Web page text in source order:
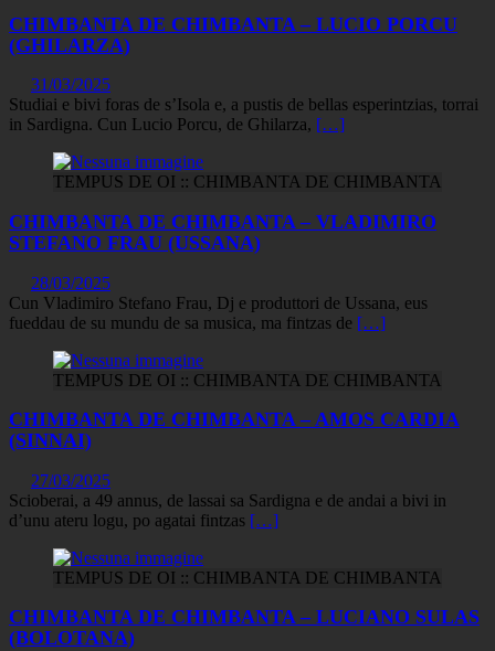
CHIMBANTA DE CHIMBANTA – LUCIO PORCU
(GHILARZA)
31/03/2025
Studiai e bivi foras de s’Isola e, a pustis de bellas esperintzias, torrai
in Sardigna. Cun Lucio Porcu, de Ghilarza, […]
TEMPUS DE OI :: CHIMBANTA DE CHIMBANTA
CHIMBANTA DE CHIMBANTA – VLADIMIRO
STEFANO FRAU (USSANA)
28/03/2025
Cun Vladimiro Stefano Frau, Dj e produttori de Ussana, eus
fueddau de su mundu de sa musica, ma fintzas de […]
TEMPUS DE OI :: CHIMBANTA DE CHIMBANTA
CHIMBANTA DE CHIMBANTA – AMOS CARDIA
(SINNAI)
27/03/2025
Scioberai, a 49 annus, de lassai sa Sardigna e de andai a bivi in
d’unu ateru logu, po agatai fintzas […]
TEMPUS DE OI :: CHIMBANTA DE CHIMBANTA
CHIMBANTA DE CHIMBANTA – LUCIANO SULAS
(BOLOTANA)